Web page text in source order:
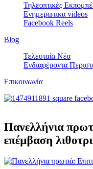
Τηλεοπτικές
Ενημερωτικα videos
Facebook Reels
Blog
Τελευταία Νέα
Ενδιαφέροντα
Επικοινωνία
Πανελλήνια
επέμβαση